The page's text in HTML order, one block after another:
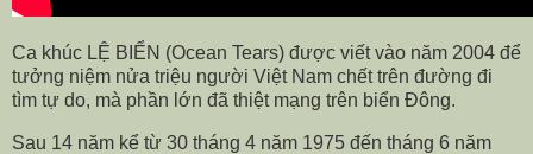
Ca khúc LỆ BIỂN (Ocean Tears) được viết vào năm 2004 để
tưởng niệm nửa triệu người Việt Nam chết trên đường đi
tìm tự do, mà phần lớn đã thiệt mạng trên biển Đông.
Sau 14 năm kể từ 30 tháng 4 năm 1975 đến tháng 6 năm